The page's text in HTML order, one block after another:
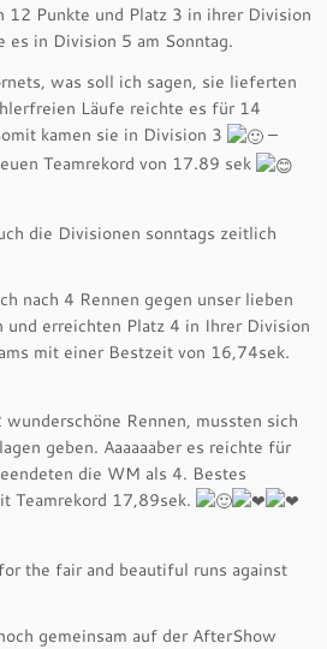
12 Punkte und Platz 3 in ihrer Division
es in Division 5 am Sonntag.
was soll ich sagen, sie lieferten
Läufe reichte es für 14
kamen sie in Division 3
–
Teamrekord von 17.89 sek
die Divisionen sonntags zeitlich
nach 4 Rennen gegen unser lieben
und erreichten Platz 4 in Ihrer Division
mit einer Bestzeit von 16,74sek.
Rennen, mussten sich
geben. Aaaaaaber es reichte für
die WM als 4. Bestes
Teamrekord 17,89sek.
the fair and beautiful runs against
gemeinsam auf der AfterShow